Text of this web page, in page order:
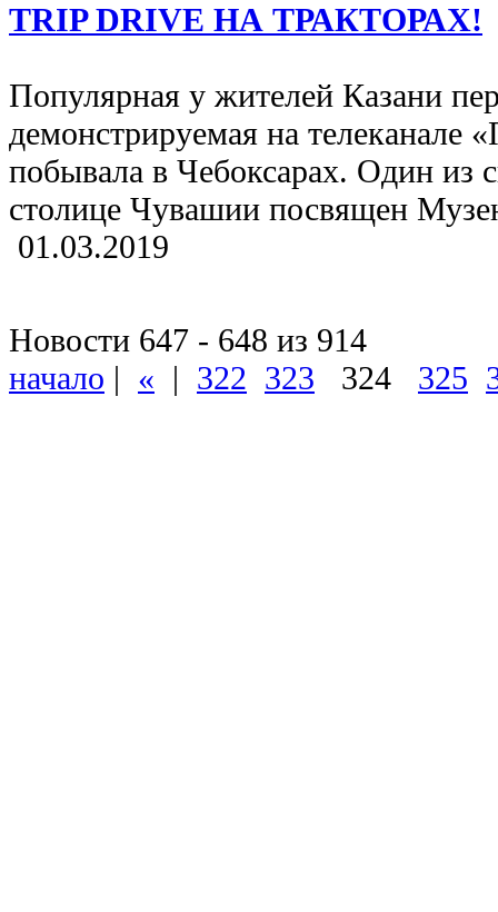
TRIP DRIVE НА ТРАКТОРАХ!
Популярная у жителей Казани
демонстрируемая на телеканале
побывала в Чебоксарах. Один из
столице Чувашии посвящен
01.03.2019
Новости 647 - 648 из 914
начало | « | 322 323 324 325